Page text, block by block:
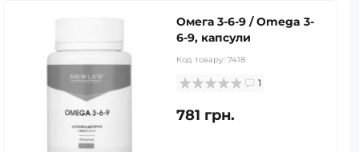
Омега 3-6-9 / Omega 3-
6-9, капсули
Код товару: 7418
1
781 грн.